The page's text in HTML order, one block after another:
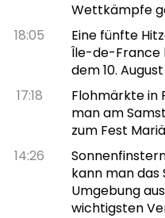
Wettkämpfe
18:05
Eine fünfte
Île-de-France
dem 10.
17:18
Flohmärkte in
man am
zum Fest
14:26
kann man das
Umgebung
wichtigsten